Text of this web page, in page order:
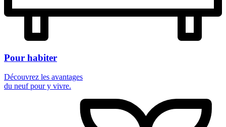
Pour habiter
Découvrez les avantages
du neuf pour y vivre.